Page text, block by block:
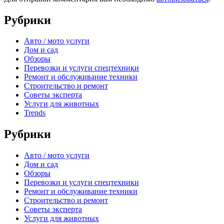
Рубрики
Авто / мото услуги
Дом и сад
Обзоры
Перевозки и услуги спецтехники
Ремонт и обслуживание техники
Строительство и ремонт
Советы эксперта
Услуги для животных
Trends
Рубрики
Авто / мото услуги
Дом и сад
Обзоры
Перевозки и услуги спецтехники
Ремонт и обслуживание техники
Строительство и ремонт
Советы эксперта
Услуги для животных